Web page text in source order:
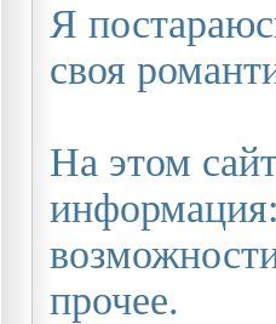
Я
своя
На этом
прочее.